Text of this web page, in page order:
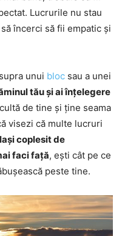
Lucrurile nu stau
încerci să fii empatic și
unui bloc sau a unei
tău și ai înțelegere
de tine și ține seama
visezi că multe lucruri
coplesit de
faci față, ești cât pe ce
peste tine.